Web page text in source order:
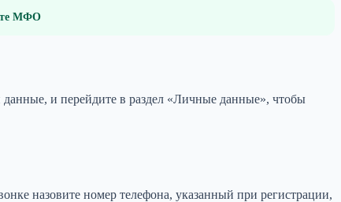
МФО
и перейдите в раздел «Личные данные», чтобы
назовите номер телефона, указанный при регистрации,